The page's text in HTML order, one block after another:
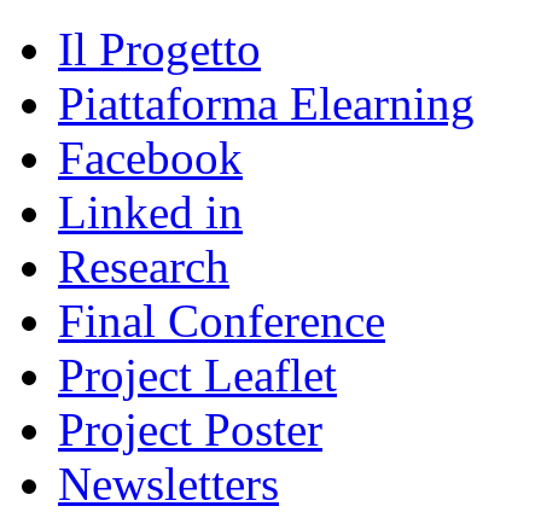
Il Progetto
Piattaforma Elearning
Facebook
Linked in
Research
Final Conference
Project Leaflet
Project Poster
Newsletters